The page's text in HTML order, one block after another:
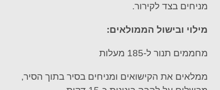
מניחים בצד לקירור.
מילוי ובישול הממולאים:
מחממים תנור ל-185 מעלות
ממלאים את הקישואים ומניחים בסיר בתוך הסיר,